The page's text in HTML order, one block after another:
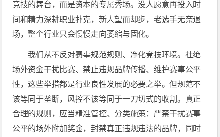
竞技的舞台，而是资本的专属秀场。没人愿意再投入时
间和精力深耕职业扑克，新人望而却步，老选手无奈退
场，整个行业只会慢慢走向萎缩与固化。
我们从不反对赛事规范规则、净化竞技环境。杜绝
场外资金干扰比赛、禁止违规品牌传播、维护赛事公平
性，这些举措都是行业良性发展的必要之举。但规范不
该等同于垄断，风控不该等同于一刀切式的收割。真正
合理的规则，应当精准管控、分类施策：严禁干扰赛事
公平的场外附加奖金，封禁真正违规违法的品牌，同时